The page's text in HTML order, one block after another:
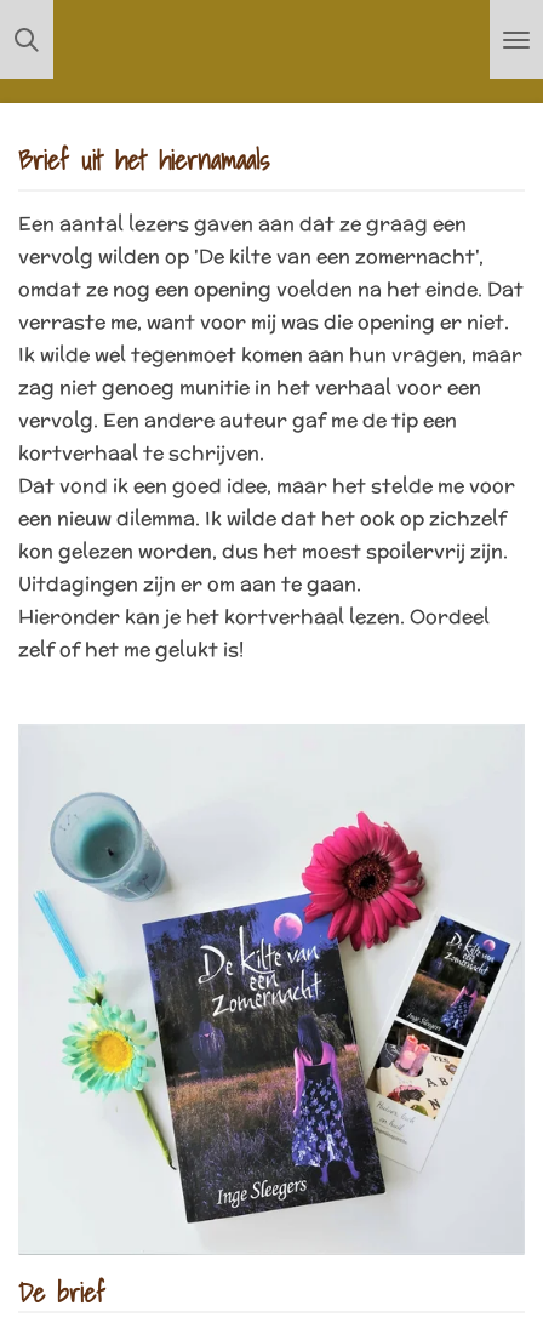
Ga
hoofdinhoud
Brief uit het hiernamaals
Een aantal lezers gaven aan dat ze graag een
vervolg wilden op 'De kilte van een zomernacht',
omdat ze nog een opening voelden na het einde. Dat
verraste me, want voor mij was die opening er niet.
Ik wilde wel tegenmoet komen aan hun vragen, maar
zag niet genoeg munitie in het verhaal voor een
vervolg. Een andere auteur gaf me de tip een
kortverhaal te schrijven.
Dat vond ik een goed idee, maar het stelde me voor
een nieuw dilemma. Ik wilde dat het ook op zichzelf
kon gelezen worden, dus het moest spoilervrij zijn.
Uitdagingen zijn er om aan te gaan.
Hieronder kan je het kortverhaal lezen. Oordeel
zelf of het me gelukt is!
De brief